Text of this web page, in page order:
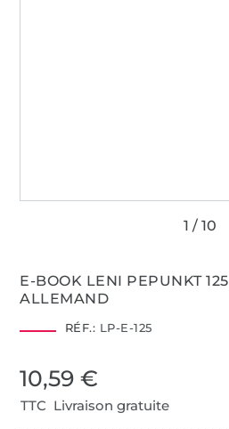
E-BOOK LENI PEPUNKT
ALLEMAND
RÉF.: LP-E-125
10,59 €
TTC Livraison gratuite